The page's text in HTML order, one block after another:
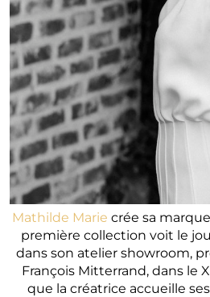
Mathilde Marie crée sa
première collection voit le
dans son atelier showroom,
François Mitterrand, dans le
que la créatrice accueille